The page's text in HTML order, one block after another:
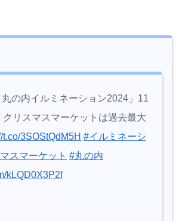
の内イルミネーション2024」11
クリスマスマーケットは過去最大
t.co/3SOStQdM5H #イルミネーシ
スマーケット #丸の内
kLQD0X3P2f